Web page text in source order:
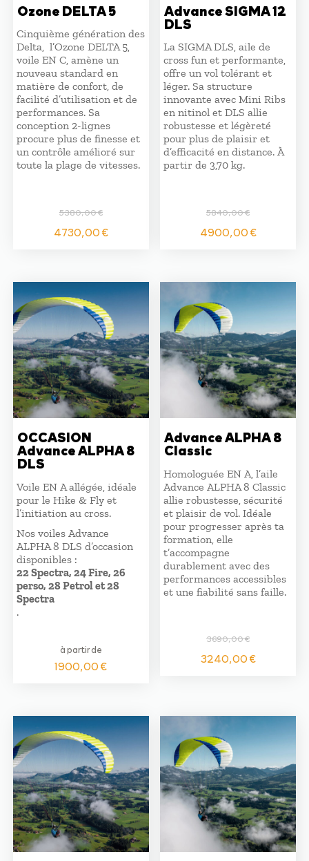
Ozone DELTA 5
Cinquième génération des
Delta, l’Ozone DELTA 5,
voile EN C, amène un
nouveau standard en
matière de confort, de
facilité d’utilisation et de
performances. Sa
conception 2-lignes
procure plus de finesse et
un contrôle amélioré sur
toute la plage de vitesses.
5380,00€
Le
5380,00 €.
4730,00€Le
4730,00 €.
Advance SIGMA 12
DLS
La SIGMA DLS, aile de
cross fun et performante,
offre un vol tolérant et
léger. Sa structure
innovante avec Mini Ribs
en nitinol et DLS allie
robustesse et légèreté
pour plus de plaisir et
d’efficacité en distance. À
partir de 3,70 kg.
5840,00€
Le
5840,00 €.
4900,00€Le
OCCASION
Advance ALPHA 8
DLS
Voile EN A allégée, idéale
pour le Hike & Fly et
l’initiation au cross.
Nos voiles Advance
ALPHA 8 DLS d’occasion
disponibles :
22 Spectra, 24 Fire, 26
perso, 28 Petrol et 28
Spectra
.
à partir de
1900,00€
Advance ALPHA 8
Classic
Homologuée EN A, l’aile
Advance ALPHA 8 Classic
allie robustesse, sécurité
et plaisir de vol. Idéale
pour progresser après ta
formation, elle
t’accompagne
durablement avec des
performances accessibles
et une fiabilité sans faille.
3690,00€
Le
3690,00 €.
3240,00€Le